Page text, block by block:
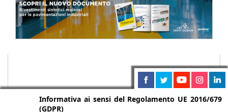
Informativa ai sensi del Regolamento UE 2016/679
(GDPR)